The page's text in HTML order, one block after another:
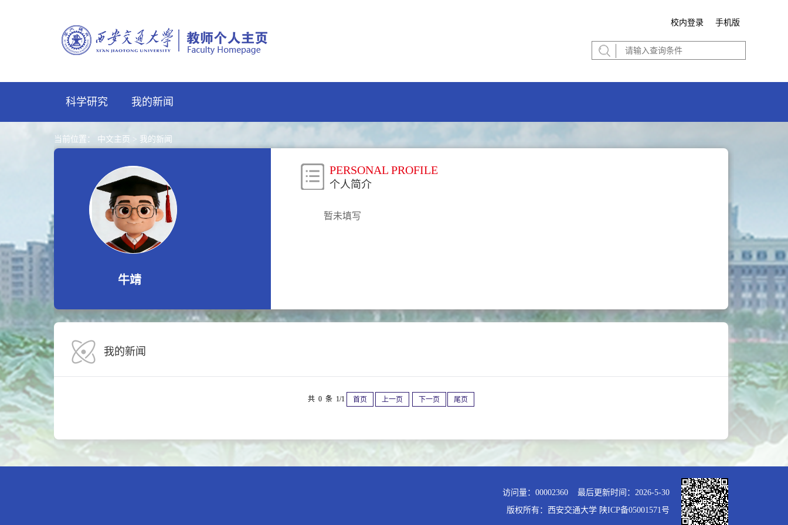
校内登录 手机版
科学研究 我的新闻
当前位置： 中文主页 > 我的新闻
牛靖
PERSONAL PROFILE
个人简介
暂未填写
我的新闻
共 0 条 1/1 首页 上一页 下一页 尾页
访问量： 00002360 最后更新时间： 2026-5-30
版权所有：西安交通大学 陕ICP备05001571号